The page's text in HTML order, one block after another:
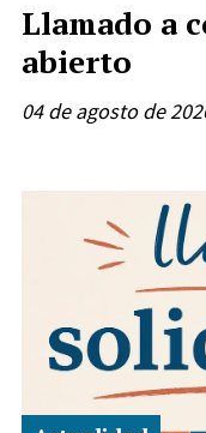
Llamado a
abierto
04 de agosto de